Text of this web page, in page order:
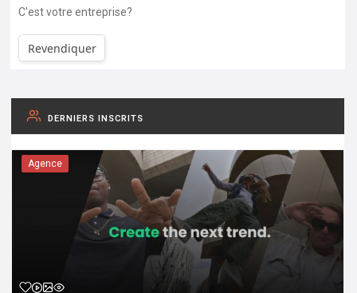
C'est votre entreprise?
Revendiquer
DERNIERS INSCRITS
Agence